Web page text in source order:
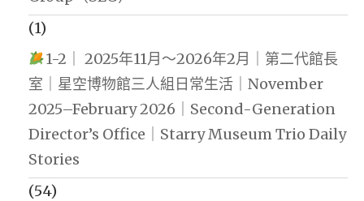
時
間
|
市
需
(1)
1-2｜ 2025年11月～2026年2月｜第二代館長
室｜星空博物館三人組日常生活｜November
2025–February 2026｜Second-Generation
Director’s Office｜Starry Museum Trio Daily
Stories
(54)